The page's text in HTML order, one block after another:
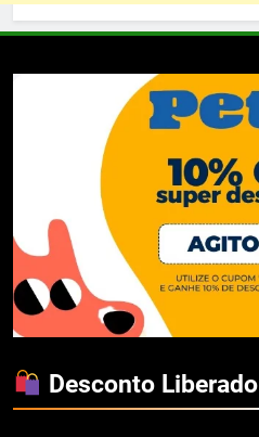
Desconto Liberado